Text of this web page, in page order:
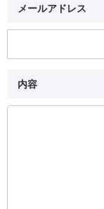
メールアドレス
内容